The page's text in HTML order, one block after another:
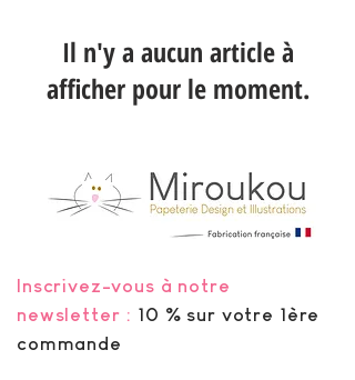
Il n'y a aucun article à
afficher pour le moment.
Inscrivez-vous à notre
newsletter : 10 % sur votre 1ère
commande